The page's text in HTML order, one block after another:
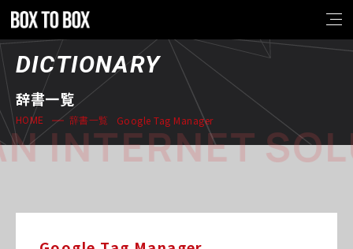
DICTIONARY
辞書一覧
HOME 辞書一覧 Google Tag Manager
INTERNET